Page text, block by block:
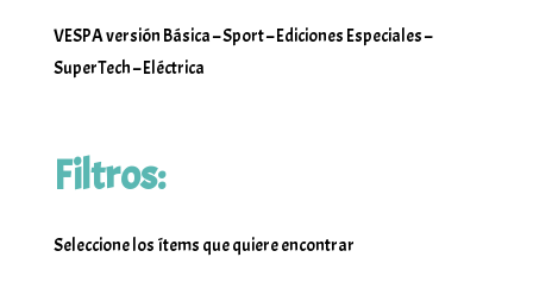
VESPA versión Básica – Sport – Ediciones Especiales –
SuperTech – Eléctrica
Filtros:
Seleccione los ítems que quiere encontrar